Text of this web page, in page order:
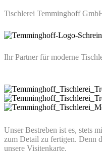
Tischlerei Temminghoff
Ihr Partner für moderne
Unser Bestreben ist es, stets
zum Detail zu fertigen. Denn
unsere Visitenkarte.